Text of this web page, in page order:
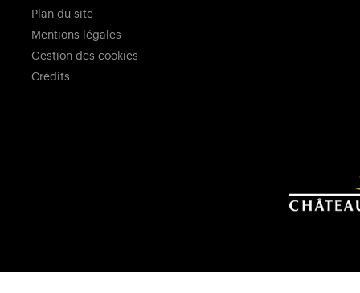
Plan du site
Mentions légales
Gestion des cookies
Crédits